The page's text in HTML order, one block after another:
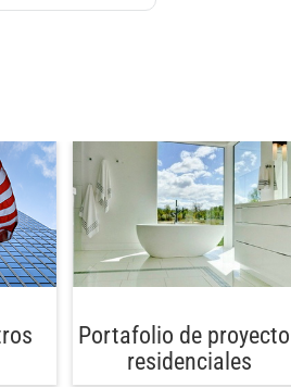
Portafolio de
residenciales